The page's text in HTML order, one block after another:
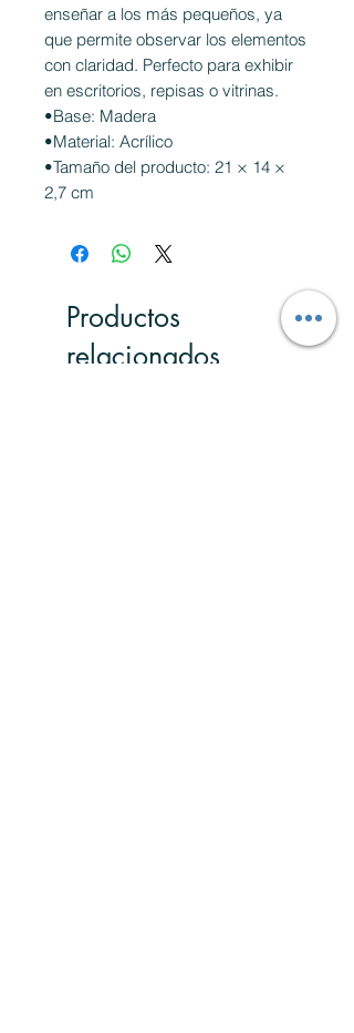
enseñar a los más pequeños, ya
que permite observar los elementos
con claridad. Perfecto para exhibir
en escritorios, repisas o vitrinas.
•Base: Madera
•Material: Acrílico
•Tamaño del producto: 21 × 14 ×
2,7 cm
Productos
relacionados